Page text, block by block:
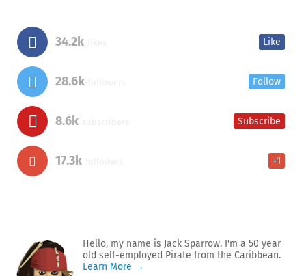
34.2k Like
28.6k Follow
8.6k Subscribe
17.3k +1
Hello, my name is Jack Sparrow. I'm a 50 year
old self-employed Pirate from the Caribbean.
Learn More →